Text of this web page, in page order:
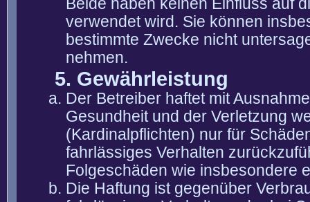
Beide haben keinen Einfluss auf
verwendet wird. Sie können
bestimmte Zwecke nicht
nehmen.
5. Gewährleistung
Der Betreiber haftet mit
Gesundheit und der Verletzung
(Kardinalpflichten) nur für
fahrlässiges Verhalten
Folgeschäden wie insbesondere
Die Haftung ist gegenüber